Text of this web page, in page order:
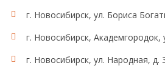
г. Новосибирск, ул. Бориса
г. Новосибирск, Академгородок,
г. Новосибирск, ул. Народная, д.